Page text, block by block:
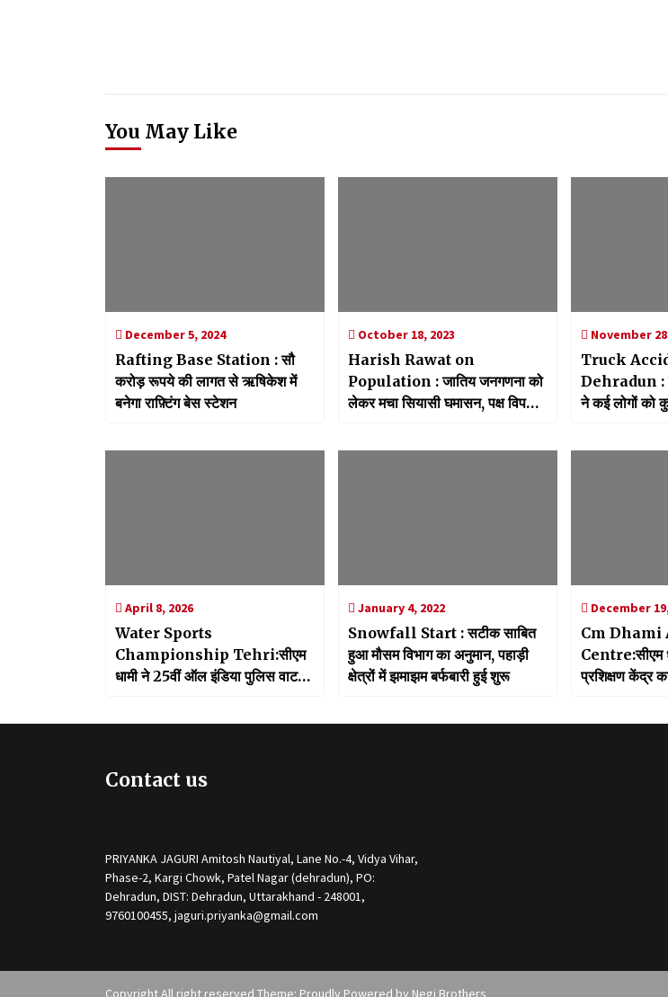
You May Like
December 5, 2024
Rafting Base Station : सौ
करोड़ रूपये की लागत से ऋषिकेश में
बनेगा राफ़्टिंग बेस स्टेशन
October 18, 2023
Harish Rawat on
Population : जातिय जनगणना को
लेकर मचा सियासी घमासन, पक्ष विपक्ष
November
Truck
Dehradun :
ने कई लोगों को
April 8, 2026
Water Sports
Championship Tehri:सीएम
धामी ने 25वीं ऑल इंडिया पुलिस वाटर
January 4, 2022
Snowfall Start : सटीक साबित
हुआ मौसम विभाग का अनुमान, पहाड़ी
क्षेत्रों में झमाझम बर्फबारी हुई शुरू
December
Cm Dhami
Centre:सीएम
प्रशिक्षण केंद्र
Contact us
PRIYANKA JAGURI Amitosh Nautiyal, Lane No.-4, Vidya Vihar,
Phase-2, Kargi Chowk, Patel Nagar (dehradun), PO:
Dehradun, DIST: Dehradun, Uttarakhand - 248001,
9760100455, jaguri.priyanka@gmail.com
Copyright All right reserved Theme: Proudly Powered by Negi Brothers